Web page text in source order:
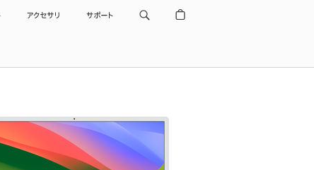
アクセサリ サポート